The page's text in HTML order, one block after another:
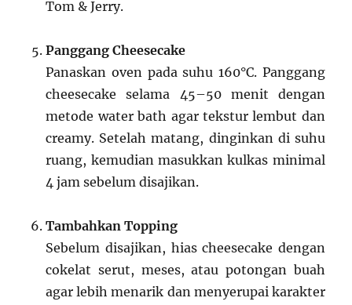
Tom & Jerry.
Panggang Cheesecake
Panaskan oven pada suhu 160°C. Panggang
cheesecake selama 45–50 menit dengan
metode water bath agar tekstur lembut dan
creamy. Setelah matang, dinginkan di suhu
ruang, kemudian masukkan kulkas minimal
4 jam sebelum disajikan.
Tambahkan Topping
Sebelum disajikan, hias cheesecake dengan
cokelat serut, meses, atau potongan buah
agar lebih menarik dan menyerupai karakter